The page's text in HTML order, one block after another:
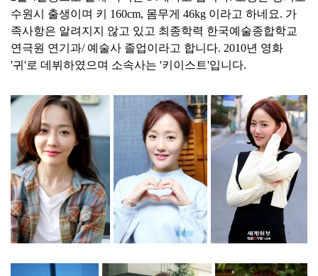
수원시 출생이며 키 160cm, 몸무게 46kg 이라고 하네요. 가
족사항은 알려지지 않고 있고 최종학력 한국예술종합학교
연극원 연기과/ 예술사 졸업이라고 합니다. 2010년 영화
'귀'로 데뷔하였으며 소속사는 '키이스트'입니다.